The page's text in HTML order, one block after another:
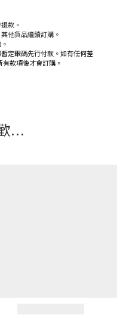
款。
他貨品繼續訂購。
定銀碼先行付款。如有任何差
款項後才會訂購。
...